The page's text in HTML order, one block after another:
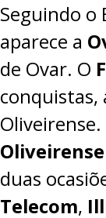
Seguindo o
aparece a
de Ovar. O
Oliveirense.
Oliveirense
duas
Telecom,